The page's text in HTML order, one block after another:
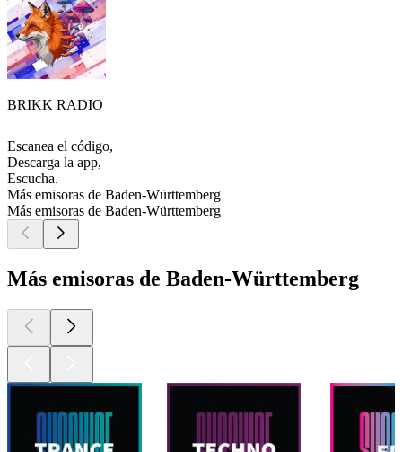
BRIKK RADIO
Escanea el código,
Descarga la app,
Escucha.
Más emisoras de Baden-Württemberg
Más emisoras de Baden-Württemberg
Más emisoras de Baden-Württemberg